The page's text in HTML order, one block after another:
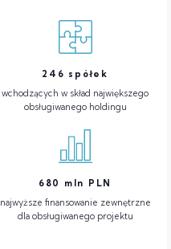
246 spółek
wchodzących w skład największego
obsługiwanego holdingu
680
mln PLN
najwyższe finansowanie zewnętrzne
dla obsługiwanego projektu